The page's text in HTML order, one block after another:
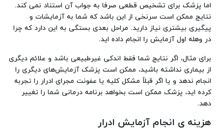
اما پزشک برای تشخیص قطعی صرفا به جواب آن استناد نمی کند.
نتایج ممکن است سرنخی از این باشد که شما به آزمایشات و
پیگیری بیشتری نیاز دارید. مراحل بعدی بستگی به این دارد که چرا
در وهله اول آزمایش را انجام داده اید.
برای مثال، اگر نتایج شما فقط اندکی غیرطبیعی باشد و علائم دیگری
از بیماری نداشته باشید، ممکن است پزشک آزمایش‌های دیگری را
انجام ندهد و یا اگر قبلاً مشکل کلیه یا عفونت مجرای ادرار را تجربه
کرده اید، پزشک ممکن است بخواهد برنامه درمانی شما را تغییر
دهد.
هزینه ی انجام آزمایش ادرار